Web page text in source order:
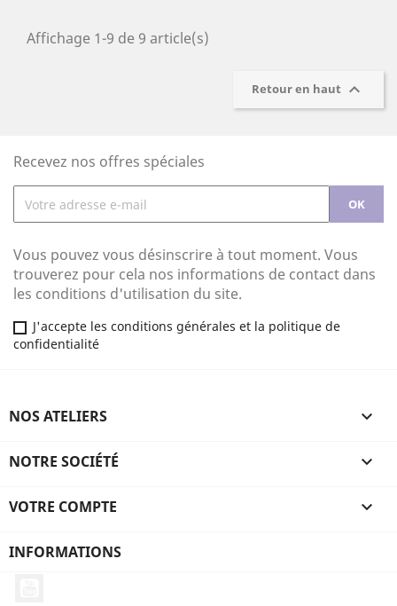
Affichage 1-9 de 9 article(s)
Retour en haut 
Recevez nos offres spéciales
Vous pouvez vous désinscrire à tout moment. Vous
trouverez pour cela nos informations de contact dans
les conditions d'utilisation du site.
J'accepte les conditions générales et la politique de
confidentialité
NOS ATELIERS 
NOTRE SOCIÉTÉ 
VOTRE COMPTE 
INFORMATIONS